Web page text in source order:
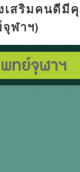
เสริมคนดี
ฬาฯ)